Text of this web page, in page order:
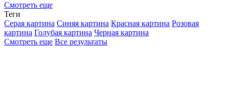
Смотреть еще
Теги
Серая картина Синяя картина Красная картина Розовая
картина Голубая картина Черная картина
Смотреть еще Все результаты